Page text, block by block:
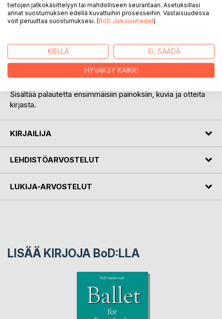
Kirja on aikaisemmin ilmestynyt nimellä "Legioonan sotilas"
sekä kertojan että kirjoittajan nimivalintaa, joka viittaa
Sarlin-Lappeteläisen järkyttävimpään muistoon sodasta:
sydänystävän kaatumiseen.
Sisältää palautetta ensimmäisiin painoksiin, kuvia ja otteita
kirjasta.
KIRJAILIJA
LEHDISTÖARVOSTELUT
LUKIJA-ARVOSTELUT
LISÄÄ KIRJOJA BoD:LLA
tietojen jatkokäsittelyyn tai mahdolliseen seurantaan. Asetuksillasi
annat suostumuksen edellä kuvattuihin prosesseihin. Vastaisuudessa
voit peruuttaa suostumuksesi. (BoD Julkaisutiedot)
KIELLÄ EI, SÄÄDÄ
HYVÄKSY KAIKKI